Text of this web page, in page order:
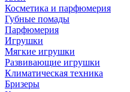
Косметика и парфюмерия
Губные помады
Парфюмерия
Игрушки
Мягкие игрушки
Развивающие игрушки
Климатическая техника
Бризеры